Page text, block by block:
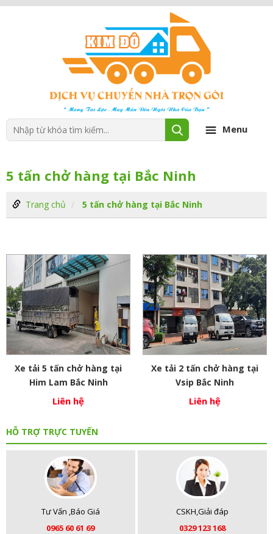
Menu
5 tấn chở hàng tại Bắc Ninh
Trang chủ 5 tấn chở hàng tại Bắc Ninh
Xe tải 5 tấn chở hàng tại
Him Lam Bắc Ninh
Liên hệ
Xe tải 2 tấn chở hàng tại
Vsip Bắc Ninh
Liên hệ
HỖ TRỢ TRỰC TUYẾN
Tư Vấn ,Báo Giá
0965 60 61 69
CSKH,Giải đáp
0329 123 168